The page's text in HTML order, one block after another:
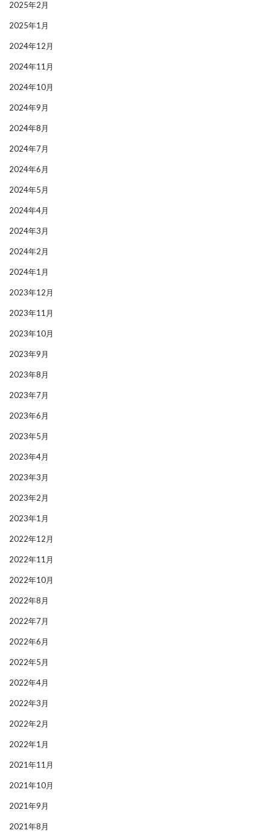
2025年2月
2025年1月
2024年12月
2024年11月
2024年10月
2024年9月
2024年8月
2024年7月
2024年6月
2024年5月
2024年4月
2024年3月
2024年2月
2024年1月
2023年12月
2023年11月
2023年10月
2023年9月
2023年8月
2023年7月
2023年6月
2023年5月
2023年4月
2023年3月
2023年2月
2023年1月
2022年12月
2022年11月
2022年10月
2022年8月
2022年7月
2022年6月
2022年5月
2022年4月
2022年3月
2022年2月
2022年1月
2021年11月
2021年10月
2021年9月
2021年8月